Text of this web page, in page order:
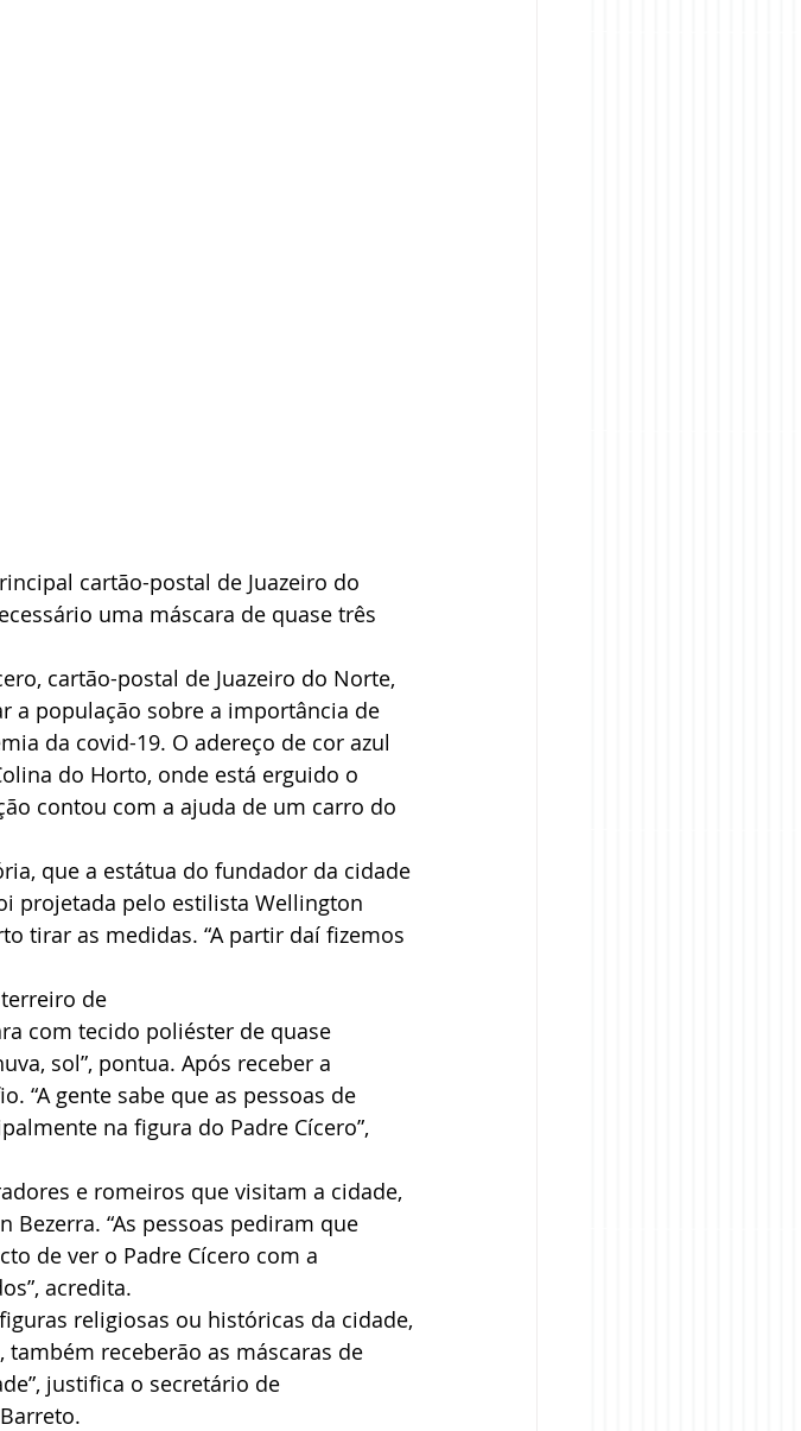
cartão-postal de Juazeiro do
uma máscara de quase três
cartão-postal de Juazeiro do Norte,
a população sobre a importância de
da covid-19. O adereço de cor azul
do Horto, onde está erguido o
contou com a ajuda de um carro do
que a estátua do fundador da cidade
projetada pelo estilista Wellington
tirar as medidas. “A partir daí fizemos
de
com tecido poliéster de quase
sol”, pontua. Após receber a
“A gente sabe que as pessoas de
na figura do Padre Cícero”,
e romeiros que visitam a cidade,
“As pessoas pediram que
de ver o Padre Cícero com a
acredita.
religiosas ou históricas da cidade,
também receberão as máscaras de
justifica o secretário de